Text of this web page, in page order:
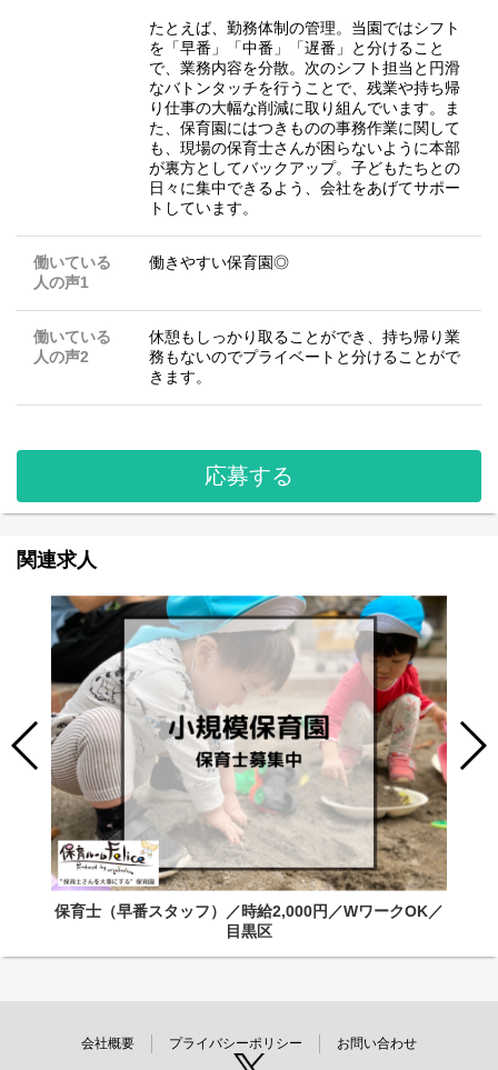
たとえば、勤務体制の管理。当園ではシフト
を「早番」「中番」「遅番」と分けること
で、業務内容を分散。次のシフト担当と円滑
なバトンタッチを行うことで、残業や持ち帰
り仕事の大幅な削減に取り組んでいます。ま
た、保育園にはつきものの事務作業に関して
も、現場の保育士さんが困らないように本部
が裏方としてバックアップ。子どもたちとの
日々に集中できるよう、会社をあげてサポー
トしています。
働いている
人の声1
働きやすい保育園◎
働いている
人の声2
休憩もしっかり取ることができ、持ち帰り業
務もないのでプライベートと分けることがで
きます。
応募する
関連求人
保育士（早番スタッフ）／時給2,000円／WワークOK／
目黒区
会社概要 プライバシーポリシー お問い合わせ